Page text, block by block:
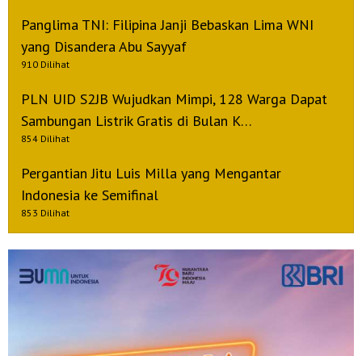
Panglima TNI: Filipina Janji Bebaskan Lima WNI
yang Disandera Abu Sayyaf
910 Dilihat
PLN UID S2JB Wujudkan Mimpi, 128 Warga Dapat
Sambungan Listrik Gratis di Bulan K…
854 Dilihat
Pergantian Jitu Luis Milla yang Mengantar
Indonesia ke Semifinal
853 Dilihat